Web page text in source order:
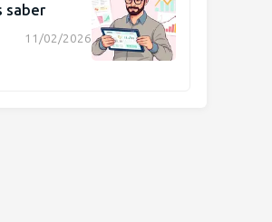
saber
11/02/2026